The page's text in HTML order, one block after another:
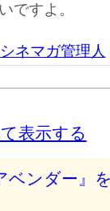
ですよ。
シネマガ管理人
表示する
ベンダー』